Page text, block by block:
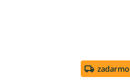
zadarmo